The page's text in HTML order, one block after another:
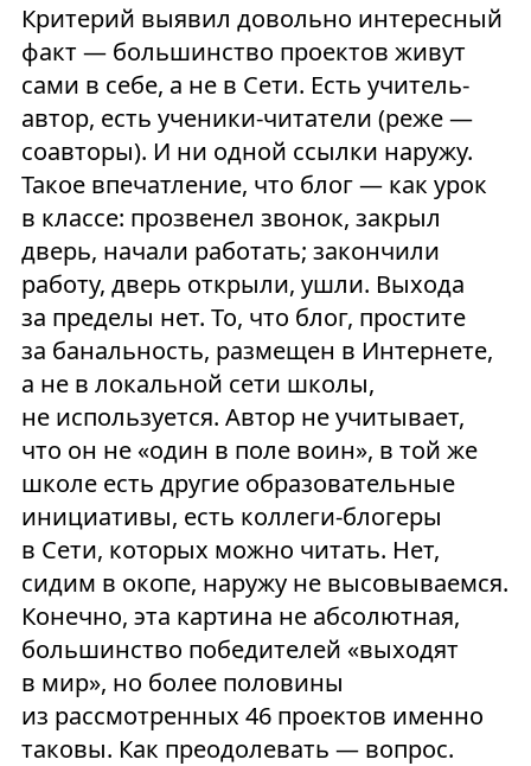
Критерий выявил довольно интересный
факт — большинство проектов живут
сами в себе, а не в Сети. Есть учитель-
автор, есть ученики-читатели (реже —
соавторы). И ни одной ссылки наружу.
Такое впечатление, что блог — как урок
в классе: прозвенел звонок, закрыл
дверь, начали работать; закончили
работу, дверь открыли, ушли. Выхода
за пределы нет. То, что блог, простите
за банальность, размещен в Интернете,
а не в локальной сети школы,
не используется. Автор не учитывает,
что он не «один в поле воин», в той же
школе есть другие образовательные
инициативы, есть коллеги-блогеры
в Сети, которых можно читать. Нет,
сидим в окопе, наружу не высовываемся.
Конечно, эта картина не абсолютная,
большинство победителей «выходят
в мир», но более половины
из рассмотренных 46 проектов именно
таковы. Как преодолевать — вопрос.